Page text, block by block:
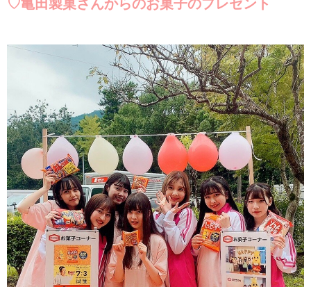
♡亀田製菓さんからのお菓子のプレゼント